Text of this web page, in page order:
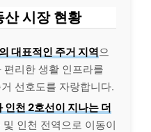
산 시장 현황
대표적인 주거 지역으
편리한 생활 인프라를
선호도를 자랑합니다.
인천 2호선이 지나는 더
및 인천 전역으로 이동이